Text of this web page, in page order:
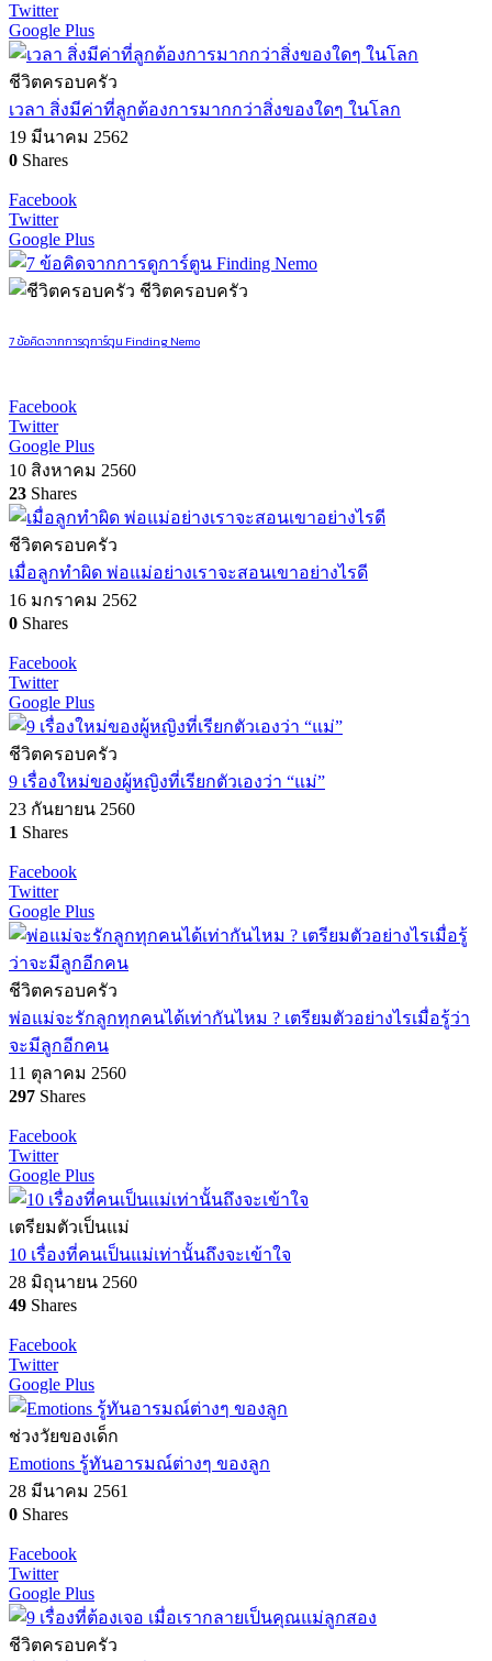
Twitter
Google Plus
ชีวิตครอบครัว
เวลา สิ่งมีค่าที่ลูกต้องการมากกว่าสิ่งของใดๆ ในโลก
19 มีนาคม 2562
0 Shares
Facebook
Twitter
Google Plus
ชีวิตครอบครัว
7 ข้อคิดจากการดูการ์ตูน Finding Nemo
Facebook
Twitter
Google Plus
10 สิงหาคม 2560
23 Shares
ชีวิตครอบครัว
เมื่อลูกทำผิด พ่อแม่อย่างเราจะสอนเขาอย่างไรดี
16 มกราคม 2562
0 Shares
Facebook
Twitter
Google Plus
ชีวิตครอบครัว
9 เรื่องใหม่ของผู้หญิงที่เรียกตัวเองว่า “แม่”
23 กันยายน 2560
1 Shares
Facebook
Twitter
Google Plus
ชีวิตครอบครัว
พ่อแม่จะรักลูกทุกคนได้เท่ากันไหม ? เตรียมตัวอย่างไรเมื่อรู้ว่า
จะมีลูกอีกคน
11 ตุลาคม 2560
297 Shares
Facebook
Twitter
Google Plus
เตรียมตัวเป็นแม่
10 เรื่องที่คนเป็นแม่เท่านั้นถึงจะเข้าใจ
28 มิถุนายน 2560
49 Shares
Facebook
Twitter
Google Plus
ช่วงวัยของเด็ก
Emotions รู้ทันอารมณ์ต่างๆ ของลูก
28 มีนาคม 2561
0 Shares
Facebook
Twitter
Google Plus
ชีวิตครอบครัว